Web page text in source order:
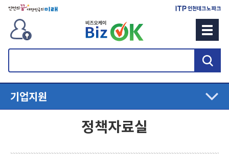
검
기업지원
정책자료실